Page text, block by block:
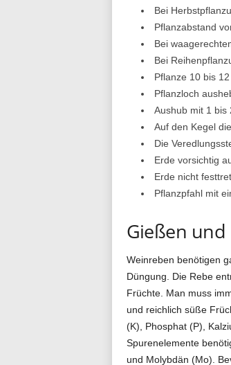
Bei
Pflanzabstand
Bei
Bei
Pflanze 10 bis
Pflanzloch
Aushub mit 1 bis
Auf den Kegel
Die
Erde vorsichtig
Erde nicht
Pflanzpfahl mit
Gießen
Weinreben benötigen
Düngung. Die Rebe
Früchte. Man muss
und reichlich süße
(K), Phosphat (P),
Spurenelemente
und Molybdän (Mo).